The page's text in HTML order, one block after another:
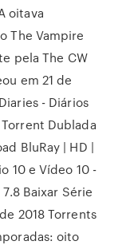
oitava
The Vampire
pela The CW
em 21 de
- Diários
Dublada
BluRay | HD |
10 e Vídeo 10 -
Baixar Série
2018 Torrents
oito